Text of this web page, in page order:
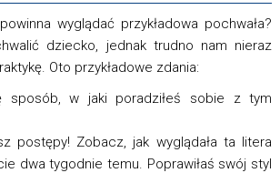
wyglądać przykładowa pochwała?
dziecko, jednak trudno nam nieraz
Oto przykładowe zdania:
sposób, w jaki poradziłeś sobie z tym
postępy! Zobacz, jak wyglądała ta litera
dwa tygodnie temu. Poprawiłaś swój styl